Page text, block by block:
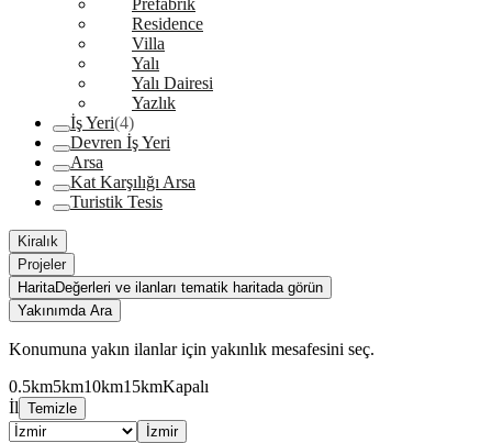
Prefabrik
Residence
Villa
Yalı
Yalı Dairesi
Yazlık
İş Yeri(4)
Devren İş Yeri
Arsa
Kat Karşılığı Arsa
Turistik Tesis
Kiralık
Projeler
HaritaDeğerleri ve ilanları tematik haritada görün
Yakınımda Ara
Konumuna yakın ilanlar için yakınlık mesafesini seç.
0.5km5km10km15kmKapalı
İl Temizle
İzmir